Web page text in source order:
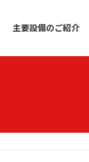
主要設備のご紹介